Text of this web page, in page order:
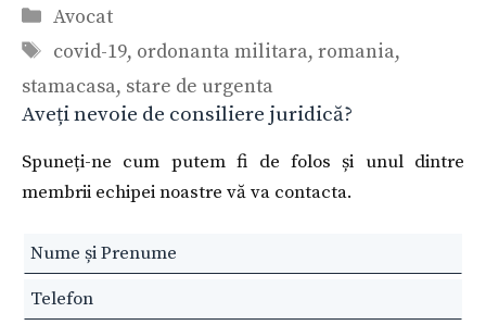
Categorii
Avocat
Etichete
covid-19, ordonanta militara, romania,
stamacasa, stare de urgenta
Aveți nevoie de consiliere juridică?
Spuneți-ne cum putem fi de folos și unul dintre
membrii echipei noastre vă va contacta.
Leave
this
field